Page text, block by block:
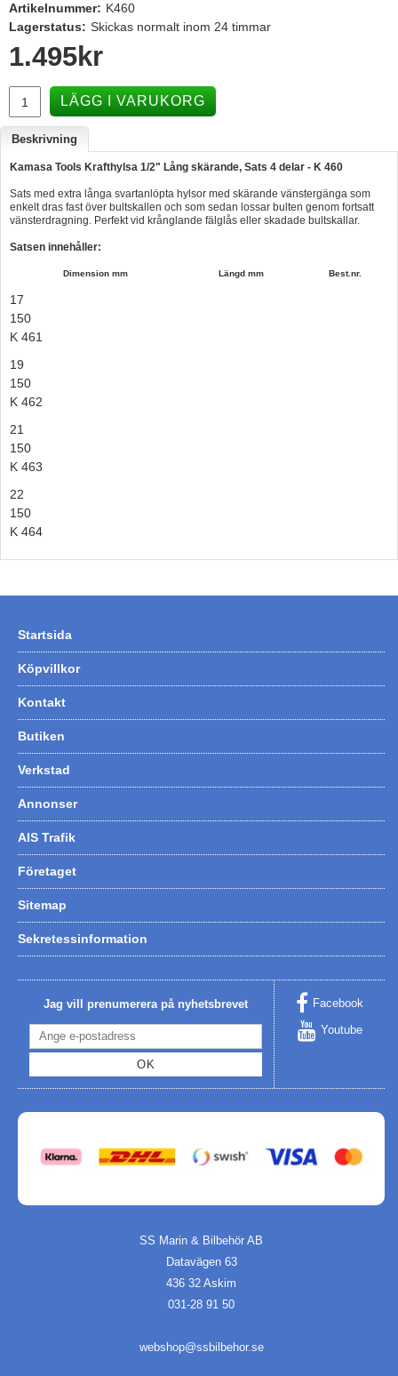
Garmin
Lowrance
Simrad
B&G
Båttillbehör
Hummertina
CTEK - Batteriladdare
Webasto - Dieselvärmare
Calix - Packline - Takboxar
Thule - Lasthållare
LAGERRENSING
Begagnade Motorer & Båtar
Artikelnummer: K460
Lagerstatus: Skickas normalt inom 24 timmar
1.495kr
LÄGG I VARUKORG
Beskrivning
Kamasa Tools Krafthylsa 1/2" Lång skärande, Sats 4 delar - K 460
Sats med extra långa svartanlöpta hylsor med skärande vänstergänga som
enkelt dras fast över bultskallen och som sedan lossar bulten genom fortsatt
vänsterdragning. Perfekt vid krånglande fälglås eller skadade bultskallar.
Satsen innehåller:
Dimension mm Längd mm Best.nr.
17
150
K 461
19
150
K 462
21
150
K 463
22
150
K 464
Startsida
Köpvillkor
Kontakt
Butiken
Verkstad
Annonser
AIS Trafik
Företaget
Sitemap
Sekretessinformation
Jag vill prenumerera på nyhetsbrevet
OK
Facebook
Youtube
SS Marin & Bilbehör AB
Datavägen 63
436 32 Askim
031-28 91 50
webshop@ssbilbehor.se